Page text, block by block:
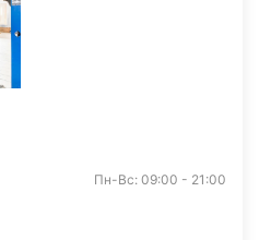
Пн-Вс: 09:00 - 21:00